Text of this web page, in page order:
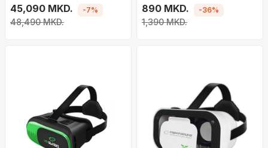
bardha
45,090 MKD.
48,490 MKD.
-7%
3.5" 6", me telekomandë
Bluetooth, të zeza
890 MKD.
1,390 MKD.
-36%